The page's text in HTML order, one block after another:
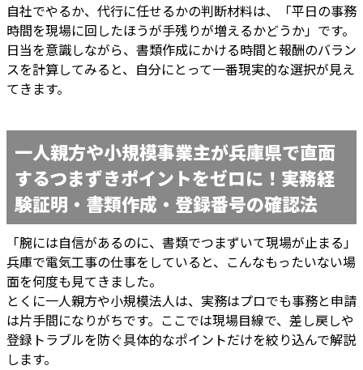
自社でやるか、代行に任せるかの判断材料は、「平日の事務
時間を現場に回したほうが手残りが増えるかどうか」です。
日当を意識しながら、書類作成にかける時間と報酬のバラン
スを計算してみると、自分にとって一番現実的な選択が見え
てきます。
一人親方や小規模事業主が兵庫県で直面
するつまずきポイントをゼロに！実務経
験証明・書類作成・登録番号の確認法
「腕には自信があるのに、書類でつまずいて現場が止まる」――
兵庫で電気工事の仕事をしていると、こんなもったいない場
面を何度も見てきました。
とくに一人親方や小規模法人は、実務はプロでも事務と申請
は片手間になりがちです。ここでは現場目線で、差し戻しや
登録トラブルを防ぐ具体的なポイントだけを絞り込んで解説
します。